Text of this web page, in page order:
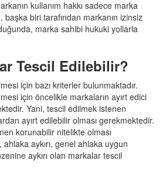
kullanım hakkı sadece marka
biri tarafından markanın izinsiz
marka sahibi hukuki yollarla
Tescil Edilebilir?
için bazı kriterler bulunmaktadır.
için öncelikle markaların ayırt edici
Yani, tescil edilmek istenen
ayırt edilebilir olması gerekmektedir.
korunabilir nitelikte olması
aykırı, genel ahlaka uygun
aykırı olan markalar tescil